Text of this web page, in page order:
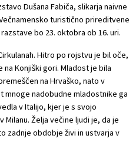
Dušana Fabiča, slikarja naivne
turistično prireditvene
bo 23. oktobra ob 16. uri.
Hitro po rojstvu je bil oče,
Konjiški gori. Mladost je bila
na Hrvaško, nato v
mnoge nadobudne mladostnike ga
v Italijo, kjer je s svojo
Želja večine ljudi je, da je
zadnje obdobje živi in ustvarja v